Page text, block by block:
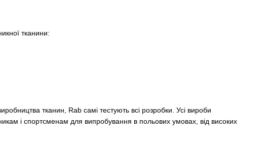
тканини:
тканин, Rab самі тестують всі розробки. Усі вироби
і спортсменам для випробування в польових умовах, від високих